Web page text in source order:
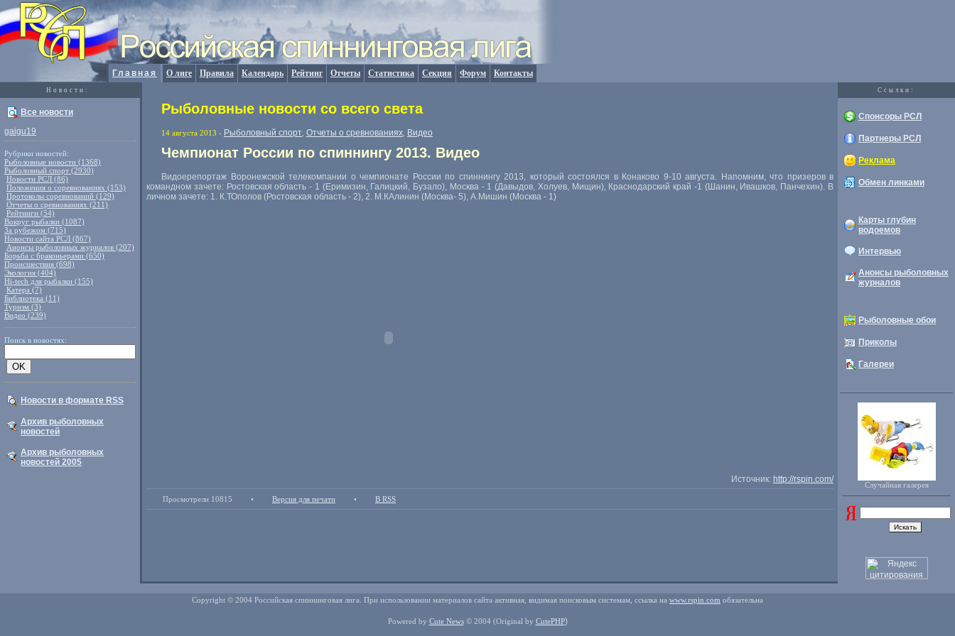
Главная О лиге Правила Календарь Рейтинг Отчеты Статистика Секция Форум Контакты
Новости: Cсылки:
Все новости
gaigu19
Рубрики новостей:
Рыболовные новости (1368)
Рыболовный спорт (2930)
Новости РСЛ (86)
Положения о соревнованиях (153)
Протоколы соревнований (129)
Отчеты о сревнованиях (211)
Рейтинги (54)
Вокруг рыбалки (1087)
За рубежом (715)
Новости сайта РСЛ (867)
Анонсы рыболовных журналов (207)
Борьба с браконьерами (650)
Происшествия (698)
Экология (404)
Hi-tech для рыбалки (155)
Катера (7)
Библиотека (11)
Туризм (3)
Видео (239)
Поиск в новостях:
Новости в формате RSS
Архив рыболовных
новостей
Архив рыболовных
новостей 2005
Рыболовные новости со всего света
14 августа 2013 - Рыболовный спорт Отчеты о сревнованиях Видео
Чемпионат России по спиннингу 2013. Видео
Видоерепортаж Воронежской телекомпании о чемпионате России по спиннингу 2013, который состоялся в Конаково 9-10 августа. Напомним, что призеров в
командном зачете: Ростовская область - 1 (Еримизин, Галицкий, Бузало), Москва - 1 (Давыдов, Холуев, Мищин), Краснодарский край -1 (Шанин, Ивашков, Панчехин). В
личном зачете: 1. К.ТОполов (Ростовская область - 2), 2. М.КАлинин (Москва- 5), А.Мишин (Москва - 1)
Источник: http://rspin.com/
Просмотрели 10815 • Версия для печати • В RSS
Спонсоры РСЛ
Партнеры РСЛ
Реклама
Обмен линками
Карты глубин
водоемов
Интервью
Анонсы рыболовных
журналов
Рыболовные обои
Приколы
Галереи
Случайная галерея
Copyright © 2004 Российская спиннинговая лига. При использовании материалов сайта активная, видимая поисковым системам, ссылка на www.rspin.com обязательна
Powered by Cute News© 2004 (Original by CutePHP)